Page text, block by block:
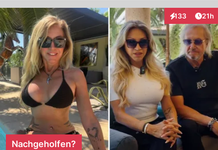
133
Interaktionen
21h
Nachgeholfen?